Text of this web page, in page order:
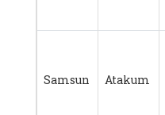
Samsun Atakum